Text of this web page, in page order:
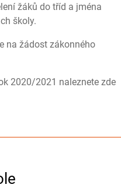
žáků do tříd a jména
školy.
na žádost zákonného
2020/2021 naleznete zde